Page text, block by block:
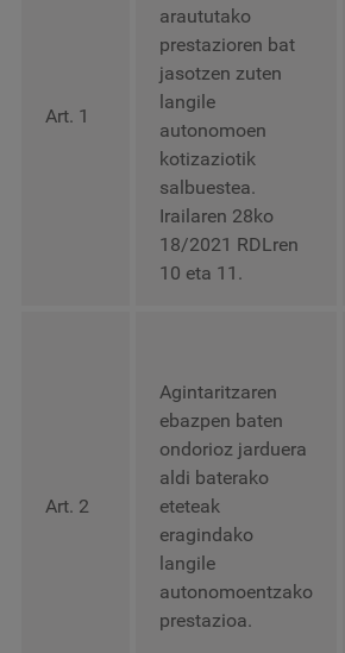
Art. 1
araututako
prestazioren bat
jasotzen zuten
langile
autonomoen
kotizaziotik
salbuestea.
Irailaren 28ko
18/2021 RDLren
10 eta 11.
Art. 2
Agintaritzaren
ebazpen baten
ondorioz jarduera
aldi baterako
eteteak
eragindako
langile
autonomoentzako
prestazioa.